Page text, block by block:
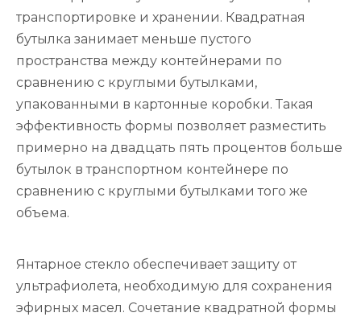
транспортировке и хранении. Квадратная
бутылка занимает меньше пустого
пространства между контейнерами по
сравнению с круглыми бутылками,
упакованными в картонные коробки. Такая
эффективность формы позволяет разместить
примерно на двадцать пять процентов больше
бутылок в транспортном контейнере по
сравнению с круглыми бутылками того же
объема.
Янтарное стекло обеспечивает защиту от
ультрафиолета, необходимую для сохранения
эфирных масел. Сочетание квадратной формы